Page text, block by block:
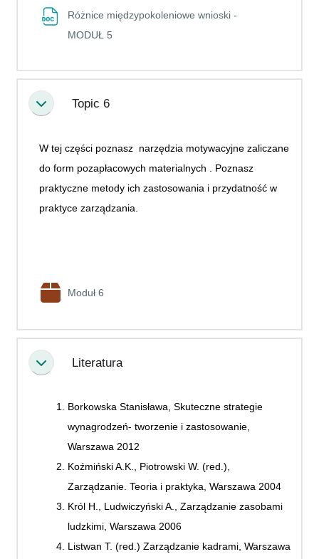
Różnice międzypokoleniowe wnioski -
MODUŁ 5
MinimalizujTopic 6
W tej części poznasz narzędzia motywacyjne zaliczane
do form pozapłacowych materialnych . Poznasz
praktyczne metody ich zastosowania i przydatność w
praktyce zarządzania.
Moduł 6Pakiet SCORM
MinimalizujLiteratura
Borkowska Stanisława, Skuteczne strategie
wynagrodzeń- tworzenie i zastosowanie,
Warszawa 2012
Koźmiński A.K., Piotrowski W. (red.),
Zarządzanie. Teoria i praktyka, Warszawa 2004
Król H., Ludwiczyński A., Zarządzanie zasobami
ludzkimi, Warszawa 2006
Listwan T. (red.) Zarządzanie kadrami, Warszawa